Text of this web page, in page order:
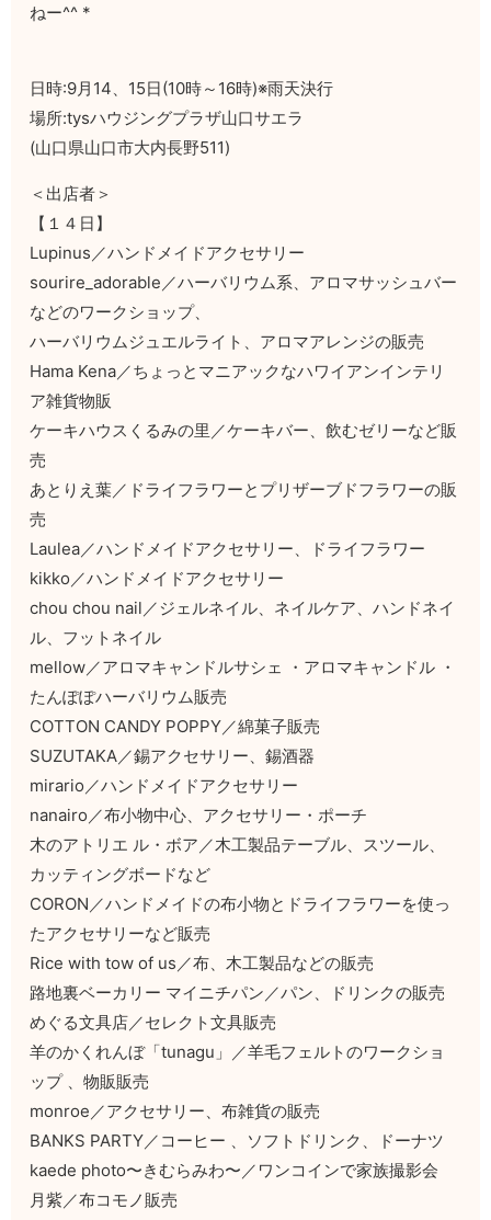
ねー^^ *
日時:9月14、15日(10時～16時)※雨天決行
場所:tysハウジングプラザ山口サエラ
(山口県山口市大内長野511)
＜出店者＞
【１４日】
Lupinus／ハンドメイドアクセサリー
sourire_adorable／ハーバリウム系、アロマサッシュバー
などのワークショップ、
ハーバリウムジュエルライト、アロマアレンジの販売
Hama Kena／ちょっとマニアックなハワイアンインテリ
ア雑貨物販
ケーキハウスくるみの里／ケーキバー、飲むゼリーなど販
売
あとりえ葉／ドライフラワーとプリザーブドフラワーの販
売
Laulea／ハンドメイドアクセサリー、ドライフラワー
kikko／ハンドメイドアクセサリー
chou chou nail／ジェルネイル、ネイルケア、ハンドネイ
ル、フットネイル
mellow／アロマキャンドルサシェ ・アロマキャンドル ・
たんぽぽハーバリウム販売
COTTON CANDY POPPY／綿菓子販売
SUZUTAKA／錫アクセサリー、錫酒器
mirario／ハンドメイドアクセサリー
nanairo／布小物中心、アクセサリー・ポーチ
木のアトリエ ル・ボア／木工製品テーブル、スツール、
カッティングボードなど
CORON／ハンドメイドの布小物とドライフラワーを使っ
たアクセサリーなど販売
Rice with tow of us／布、木工製品などの販売
路地裏ベーカリー マイニチパン／パン、ドリンクの販売
めぐる文具店／セレクト文具販売
羊のかくれんぼ「tunagu」／羊毛フェルトのワークショ
ップ 、物販販売
monroe／アクセサリー、布雑貨の販売
BANKS PARTY／コーヒー 、ソフトドリンク、ドーナツ
kaede photo〜きむらみわ〜／ワンコインで家族撮影会
月紫／布コモノ販売